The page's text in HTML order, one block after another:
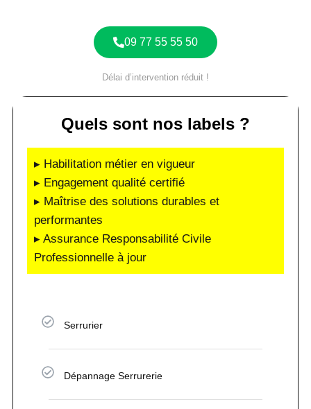
09 77 55 55 50
Délai d’intervention réduit !
Quels sont nos labels ?
▸ Habilitation métier en vigueur
▸ Engagement qualité certifié
▸ Maîtrise des solutions durables et
performantes
▸ Assurance Responsabilité Civile
Professionnelle à jour
Serrurier
Dépannage Serrurerie